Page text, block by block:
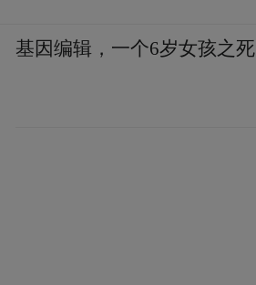
基因编辑，一个6岁女孩之死